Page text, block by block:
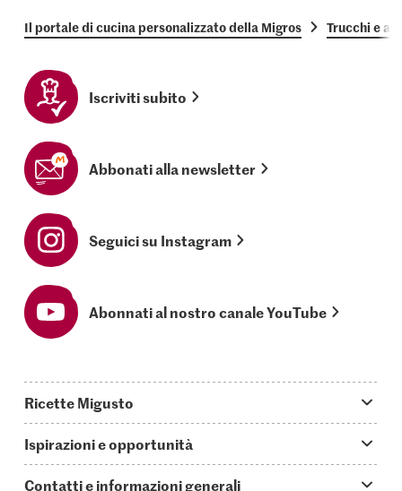
Il portale di cucina personalizzato della Migros Trucchi e
Iscriviti subito
Abbonati alla newsletter
Seguici su Instagram
Abonnati al nostro canale YouTube
Ricette Migusto
Oggi cucino
Ispirazioni e opportunità
Contatti e informazioni generali